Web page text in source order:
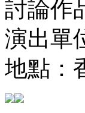
討論作
演出單
地點：